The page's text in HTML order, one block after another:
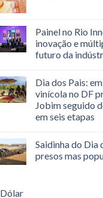
Painel no Rio
inovação e
futuro da
Dia dos Pais:
vinícola no DF
Jobim seguido
em seis etapas
Saidinha do Dia
presos mas
Dólar